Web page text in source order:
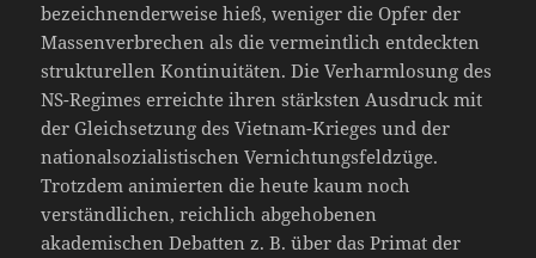
bezeichnenderweise hieß, weniger die Opfer der
Massenverbrechen als die vermeintlich entdeckten
strukturellen Kontinuitäten. Die Verharmlosung des
NS-Regimes erreichte ihren stärksten Ausdruck mit
der Gleichsetzung des Vietnam-Krieges und der
nationalsozialistischen Vernichtungsfeldzüge.
Trotzdem animierten die heute kaum noch
verständlichen, reichlich abgehobenen
akademischen Debatten z. B. über das Primat der